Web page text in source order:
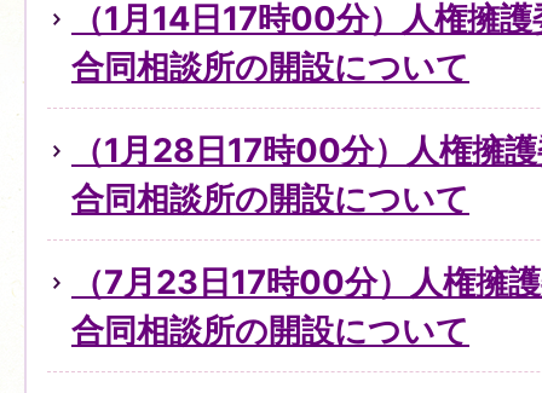
（1月14日17時00分）人権擁
合同相談所の開設について
（1月28日17時00分）人権擁
合同相談所の開設について
（7月23日17時00分）人権擁
合同相談所の開設について